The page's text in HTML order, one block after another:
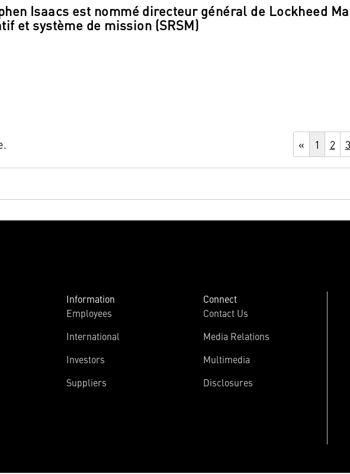
Isaacs est nommé directeur général de Lockheed
et système de mission (SRSM)
« 1 2 3
Information
Employees
International
Investors
Suppliers
Connect
Contact Us
Media Relations
Multimedia
Disclosures